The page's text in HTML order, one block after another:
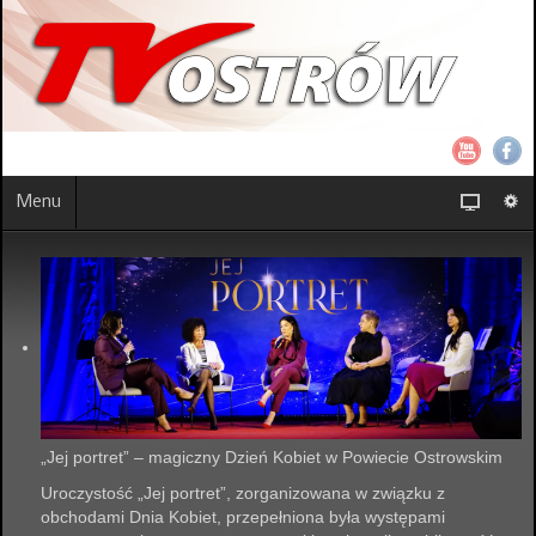
Menu
„Jej portret” – magiczny Dzień Kobiet w Powiecie Ostrowskim
Uroczystość „Jej portret”, zorganizowana w związku z
obchodami Dnia Kobiet, przepełniona była występami